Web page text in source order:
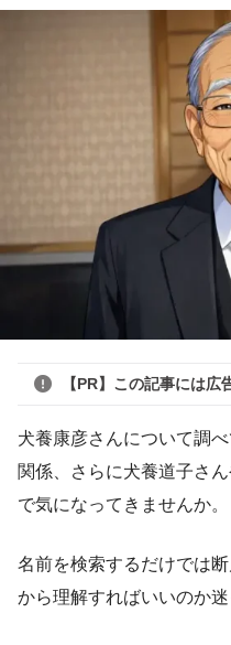
【PR】この記事には広
犬養康彦さんについて調
関係、さらに犬養道子さ
で気になってきませんか。
名前を検索するだけでは
から理解すればいいのか